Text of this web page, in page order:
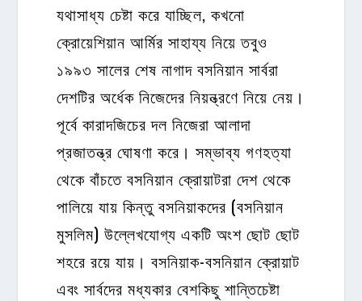
যথাসাধ্য চেষ্টা করে যাচ্ছিল, কখনো
ক্রোয়েশিয়ান আর্মির সাহায্য নিয়ে তবুও
১৯৯৩ সালের শেষ নাগাদ বসনিয়ান সার্বরা
দেশটির অর্ধেক নিজেদের নিয়ন্ত্রণে নিয়ে নেয়।
পূর্বে কারাদজিচের দল নিজেরা আলাদা
প্রজাতন্ত্র ঘোষণা করে। সম্ভাব্য গণহত্যা
থেকে বাঁচতে বসনিয়ান ক্রোয়াটরা দেশ থেকে
পালিয়ে যায় কিন্তু বসনিয়াকদের (বসনিয়ান
মুসলিম) উল্লেখযোগ্য একটি অংশ ছোট ছোট
শহরে রয়ে যায়। বসনিয়াক-বসনিয়ান ক্রোয়াট
এবং সার্বদের মধ্যকার বেশকিছু শান্তিচেষ্টা